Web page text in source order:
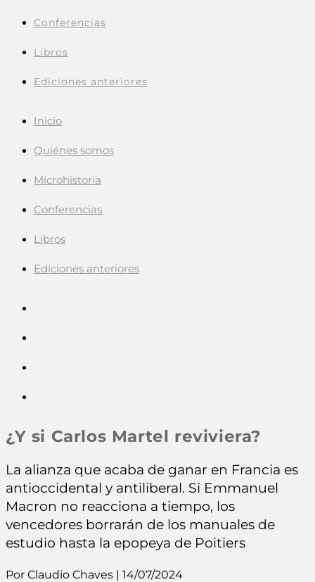
Conferencias
Libros
Ediciones anteriores
Inicio
Quiénes somos
Microhistoria
Conferencias
Libros
Ediciones anteriores
¿Y si Carlos Martel reviviera?
La alianza que acaba de ganar en Francia es
antioccidental y antiliberal. Si Emmanuel
Macron no reacciona a tiempo, los
vencedores borrarán de los manuales de
estudio hasta la epopeya de Poitiers
Por Claudio Chaves | 14/07/2024